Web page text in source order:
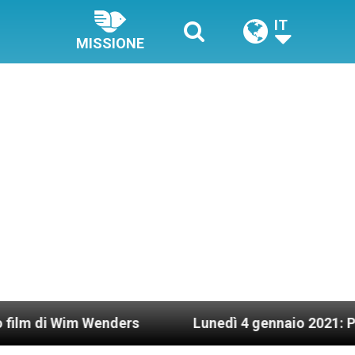
MISSIONE
IT
Wenders Lunedì 4 gennaio 2021: Possesso